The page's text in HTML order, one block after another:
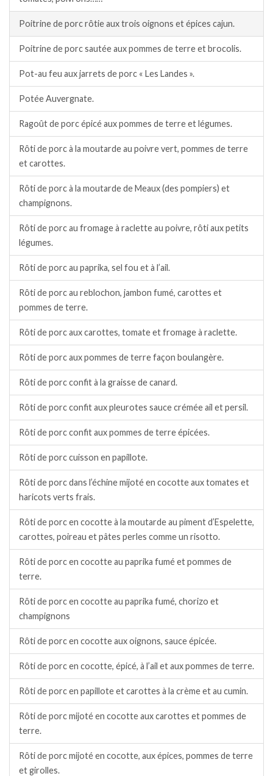
Poitrine de porc rôtie aux trois oignons et épices cajun.
Poitrine de porc sautée aux pommes de terre et brocolis.
Pot-au feu aux jarrets de porc « Les Landes ».
Potée Auvergnate.
Ragoût de porc épicé aux pommes de terre et légumes.
Rôti de porc à la moutarde au poivre vert, pommes de terre
et carottes.
Rôti de porc à la moutarde de Meaux (des pompiers) et
champignons.
Rôti de porc au fromage à raclette au poivre, rôti aux petits
légumes.
Rôti de porc au paprika, sel fou et à l’ail.
Rôti de porc au reblochon, jambon fumé, carottes et
pommes de terre.
Rôti de porc aux carottes, tomate et fromage à raclette.
Rôti de porc aux pommes de terre façon boulangère.
Rôti de porc confit à la graisse de canard.
Rôti de porc confit aux pleurotes sauce crémée ail et persil.
Rôti de porc confit aux pommes de terre épicées.
Rôti de porc cuisson en papillote.
Rôti de porc dans l’échine mijoté en cocotte aux tomates et
haricots verts frais.
Rôti de porc en cocotte à la moutarde au piment d’Espelette,
carottes, poireau et pâtes perles comme un risotto.
Rôti de porc en cocotte au paprika fumé et pommes de
terre.
Rôti de porc en cocotte au paprika fumé, chorizo et
champignons
Rôti de porc en cocotte aux oignons, sauce épicée.
Rôti de porc en cocotte, épicé, à l’ail et aux pommes de terre.
Rôti de porc en papillote et carottes à la crème et au cumin.
Rôti de porc mijoté en cocotte aux carottes et pommes de
terre.
Rôti de porc mijoté en cocotte, aux épices, pommes de terre
et girolles.